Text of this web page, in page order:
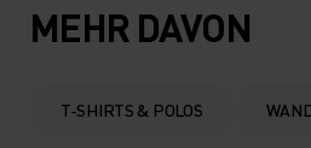
MEHR DAVON
T-SHIRTS & POLOS